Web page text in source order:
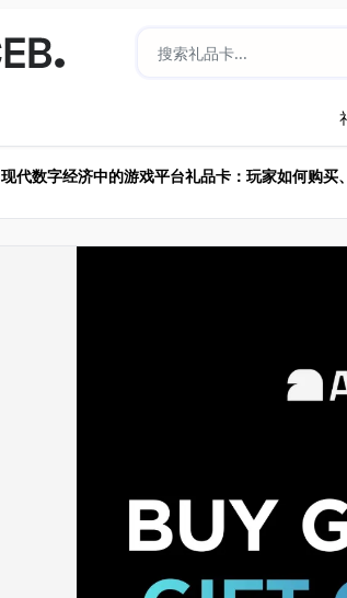
现代数字经济中的游戏平台礼品卡：玩家如何购买